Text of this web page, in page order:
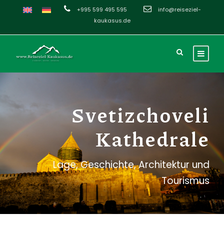
+995 599 495 595
info@reiseziel-
kaukasus.de
Svetizchoveli
Kathedrale
Lage, Geschichte, Architektur und
Tourismus